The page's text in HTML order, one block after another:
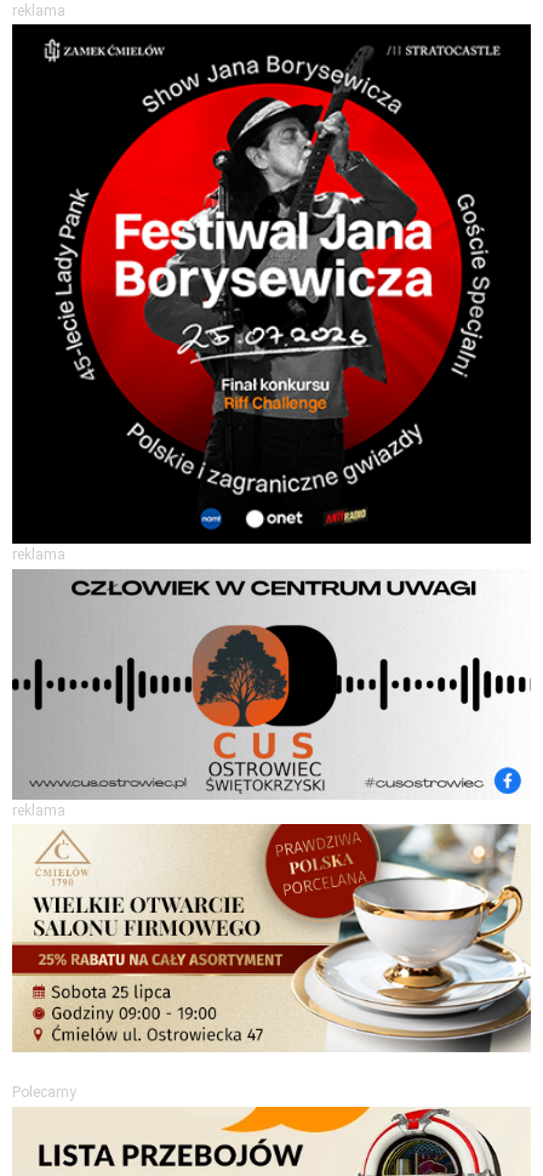
reklama
reklama
reklama
Polecamy